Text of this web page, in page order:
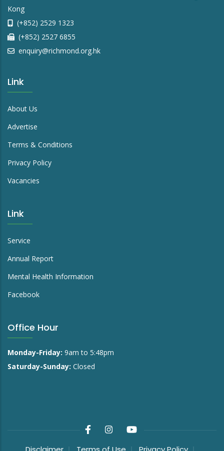
Kong
(+852) 2529 1323
(+852) 2527 6855
enquiry@richmond.org.hk
Link
About Us
Advertise
Terms & Conditions
Privacy Policy
Vacancies
Link
Service
Annual Report
Mental Health Information
Facebook
Office Hour
Monday-Friday: 9am to 5:48pm
Saturday-Sunday: Closed